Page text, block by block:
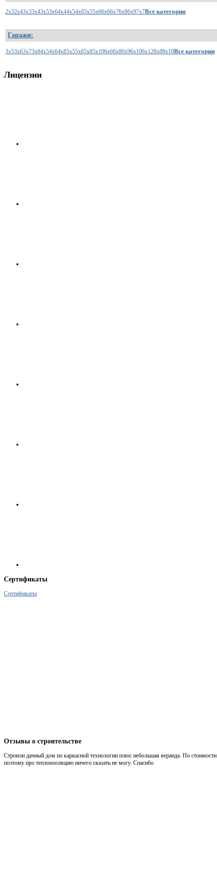
2x32x43x33x43x53x64x44x54x65x55x66x66x76x86x97x7Все категории
Гаражи:
3x53x63x73x84x54x64x85x55x65x85x106x66x86x96x106x128x88x10Все категории
Лицензии
Сертификаты
Сертификаты
Отзывы о строительстве
Строили дачный дом по каркасной технологии плюс небольшая веранда. По
поэтому про теплоизоляцию ничего сказать не могу. Спасибо